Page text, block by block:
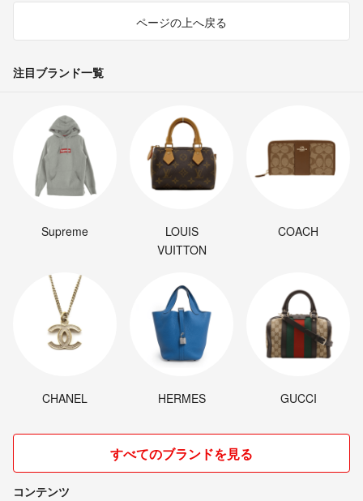
ページの上へ戻る
注目ブランド一覧
Supreme
LOUIS
VUITTON
COACH
CHANEL HERMES GUCCI
すべてのブランドを見る
コンテンツ